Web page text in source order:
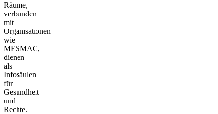
Räume,
verbunden
mit
Organisationen
wie
MESMAC,
dienen
als
Infosäulen
für
Gesundheit
und
Rechte.